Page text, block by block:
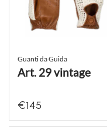
Guanti da Guida
Art. 29 vintage
€145